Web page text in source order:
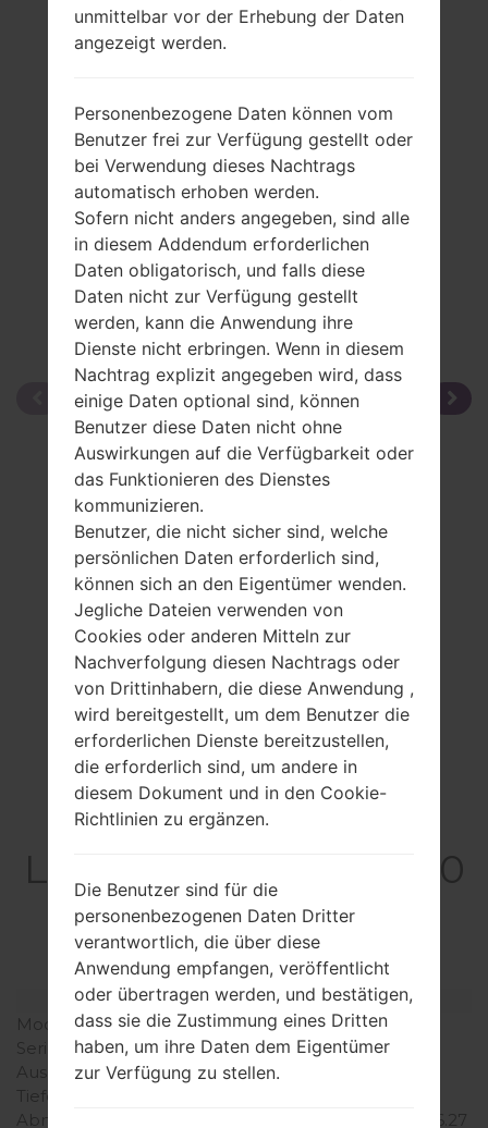
ThinQ
Vergleiche
Spezifikation
LGG850EMW(LMG850
EMW) akaLG G8X
ThinQ
Modell und seine Eigenschaften
Modell
LGG850EMW
Serie
LG G8X ThinQ
Ausgabe
September, 2019
Tiefe
Abmessungen (Breite /
159.3 x 75.8 millimeter (6.27
unmittelbar vor der Erhebung der Daten
angezeigt werden.
Personenbezogene Daten können vom
Benutzer frei zur Verfügung gestellt oder
bei Verwendung dieses Nachtrags
automatisch erhoben werden.
Sofern nicht anders angegeben, sind alle
in diesem Addendum erforderlichen
Daten obligatorisch, und falls diese
Daten nicht zur Verfügung gestellt
werden, kann die Anwendung ihre
Dienste nicht erbringen. Wenn in diesem
Nachtrag explizit angegeben wird, dass
einige Daten optional sind, können
Benutzer diese Daten nicht ohne
Auswirkungen auf die Verfügbarkeit oder
das Funktionieren des Dienstes
kommunizieren.
Benutzer, die nicht sicher sind, welche
persönlichen Daten erforderlich sind,
können sich an den Eigentümer wenden.
Jegliche Dateien verwenden von
Cookies oder anderen Mitteln zur
Nachverfolgung diesen Nachtrags oder
von Drittinhabern, die diese Anwendung ,
wird bereitgestellt, um dem Benutzer die
erforderlichen Dienste bereitzustellen,
die erforderlich sind, um andere in
diesem Dokument und in den Cookie-
Richtlinien zu ergänzen.
Die Benutzer sind für die
personenbezogenen Daten Dritter
verantwortlich, die über diese
Anwendung empfangen, veröffentlicht
oder übertragen werden, und bestätigen,
dass sie die Zustimmung eines Dritten
haben, um ihre Daten dem Eigentümer
zur Verfügung zu stellen.